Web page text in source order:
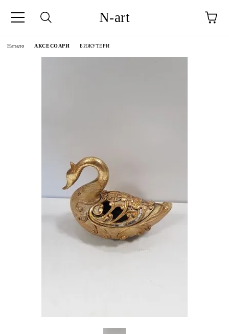
N-art
Начало АКСЕСОАРИ БИЖУТЕРИ